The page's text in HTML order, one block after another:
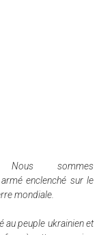
sommes
enclenché sur le
mondiale.
au peuple ukrainien et